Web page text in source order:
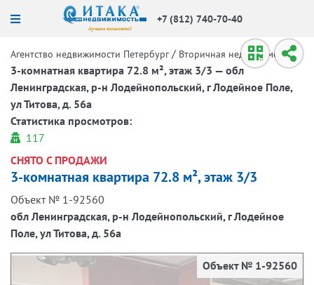
+7 (812) 740-70-40
Агентство недвижимости Петербург / Вторичная недвижимость /
3-комнатная квартира 72.8 м², этаж 3/3 — обл
Ленинградская, р-н Лодейнопольский, г Лодейное Поле,
ул Титова, д. 56а
Статистика просмотров:
117
СНЯТО С ПРОДАЖИ
3-комнатная квартира 72.8 м², этаж 3/3
Объект № 1-92560
обл Ленинградская, р-н Лодейнопольский, г Лодейное
Поле, ул Титова, д. 56а
Объект № 1-92560